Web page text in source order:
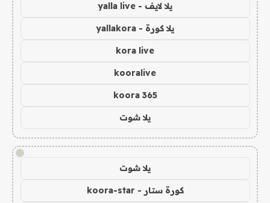
يلا لايف - yalla live
يلا كورة - yallakora
kora live
kooralive
koora 365
يلا شوت
!
يلا شوت
كورة ستار - koora-star